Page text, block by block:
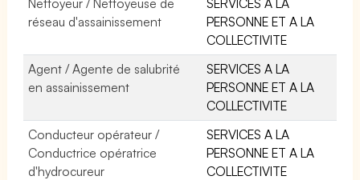
réseau d'assainissement
PERSONNE ET A LA
COLLECTIVITE
Agent / Agente de salubrité
en assainissement
SERVICES A LA
PERSONNE ET A LA
COLLECTIVITE
Conducteur opérateur /
Conductrice opératrice
d'hydrocureur
SERVICES A LA
PERSONNE ET A LA
COLLECTIVITE